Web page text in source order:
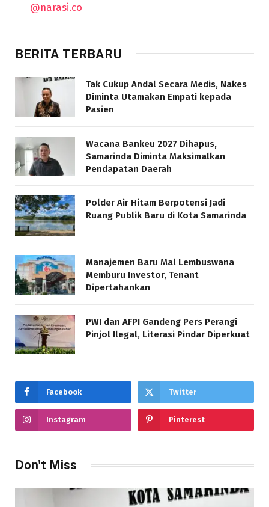
@narasi.co
BERITA TERBARU
Tak Cukup Andal Secara Medis, Nakes
Diminta Utamakan Empati kepada
Pasien
Wacana Bankeu 2027 Dihapus,
Samarinda Diminta Maksimalkan
Pendapatan Daerah
Polder Air Hitam Berpotensi Jadi
Ruang Publik Baru di Kota Samarinda
Manajemen Baru Mal Lembuswana
Memburu Investor, Tenant
Dipertahankan
PWI dan AFPI Gandeng Pers Perangi
Pinjol Ilegal, Literasi Pindar Diperkuat
Facebook Twitter
Instagram Pinterest
Don't Miss